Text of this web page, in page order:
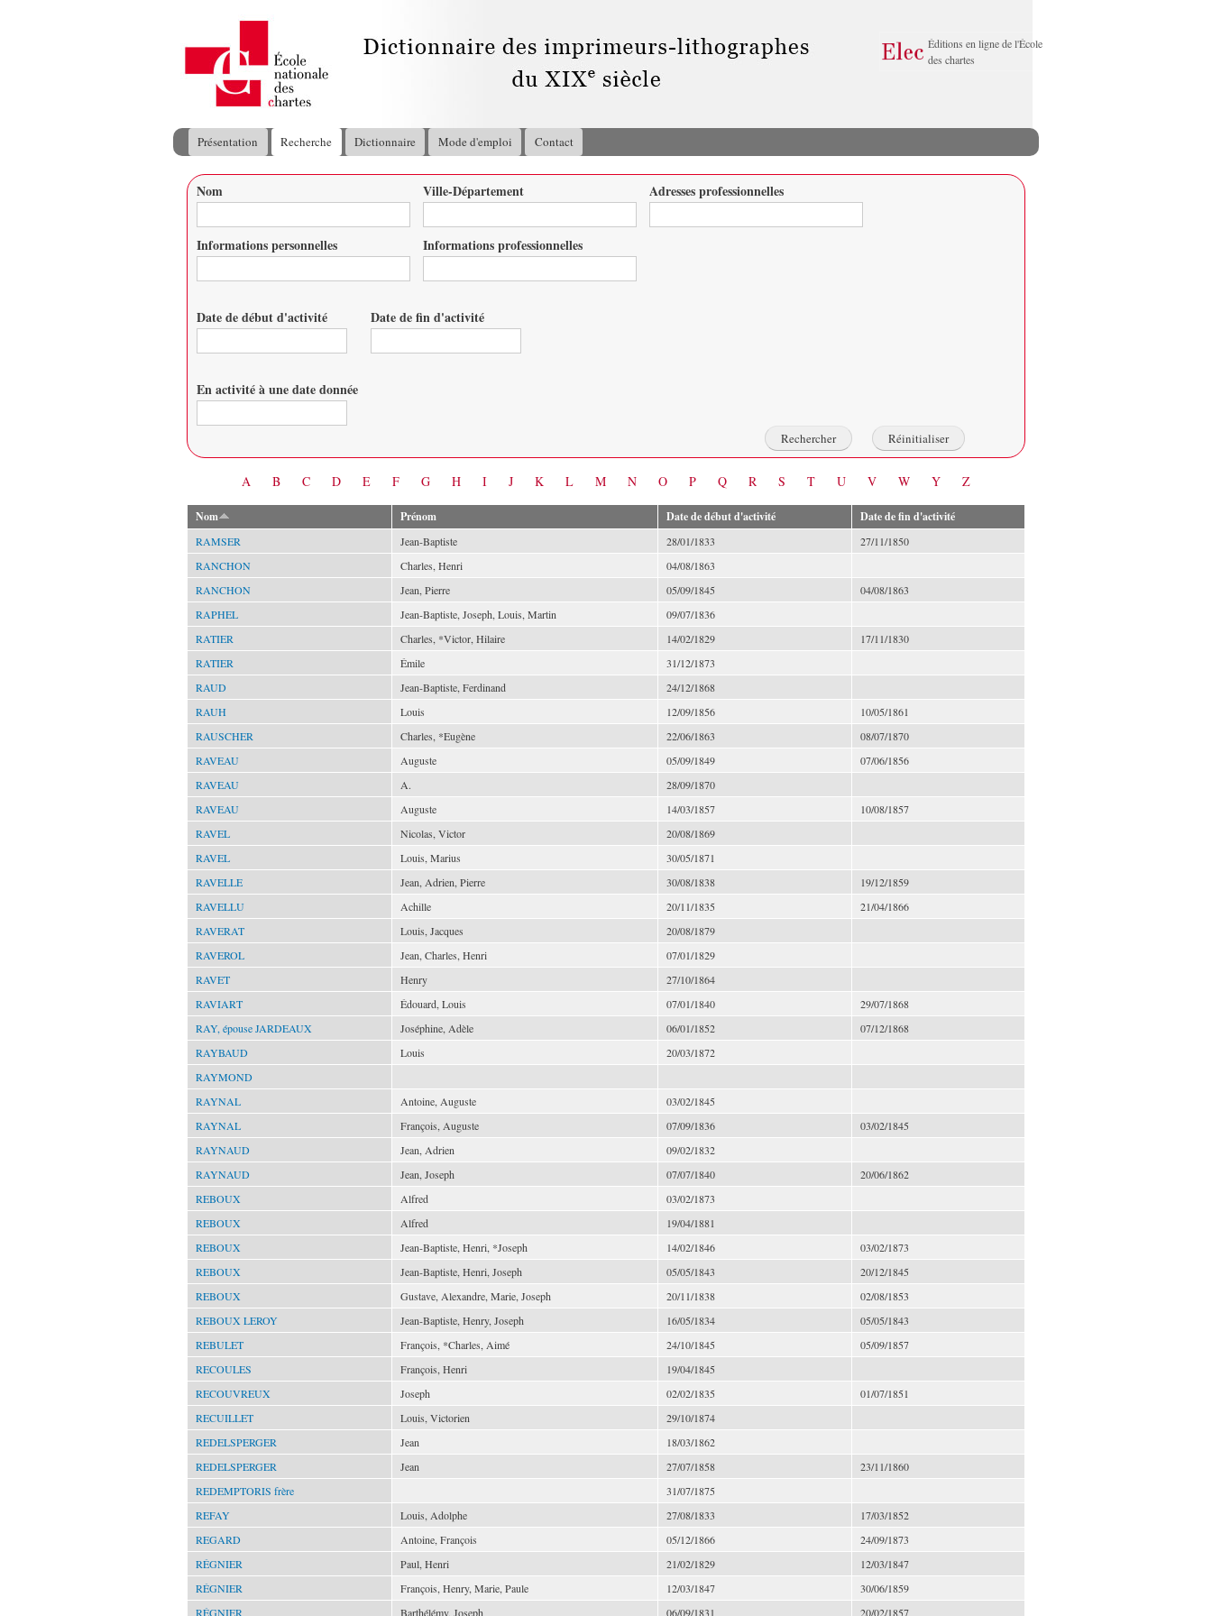
principal
Éditions en ligne de l'École
des chartes
Menu principal
Présentation Recherche Dictionnaire Mode d'emploi Contact
Vous êtes ici
Nom Ville-Département Adresses professionnelles
Informations personnelles Informations professionnelles
Date de début d'activité Date de fin d'activité
En activité à une date donnée
A B C D E F G H I J K L M N O P Q R S T U V W Y Z
Nom Prénom Date de début d'activité Date de fin d'activité
RAMSER Jean-Baptiste 28/01/1833
27/11/1850
RANCHON
Charles, Henri
04/08/1863
RANCHON
Jean, Pierre 05/09/1845
04/08/1863
RAPHEL
Jean-Baptiste, Joseph, Louis, Martin
09/07/1836
RATIER
Charles, *Victor, Hilaire 14/02/1829
17/11/1830
RATIER
Émile
31/12/1873
RAUD
Jean-Baptiste, Ferdinand
24/12/1868
RAUH
Louis 12/09/1856
10/05/1861
RAUSCHER
Charles, *Eugène 22/06/1863
08/07/1870
RAVEAU
Auguste 05/09/1849
07/06/1856
RAVEAU
A.
28/09/1870
RAVEAU
Auguste 14/03/1857
10/08/1857
RAVEL
Nicolas, Victor
20/08/1869
RAVEL
Louis, Marius
30/05/1871
RAVELLE
Jean, Adrien, Pierre 30/08/1838
19/12/1859
RAVELLU
Achille 20/11/1835
21/04/1866
RAVERAT
Louis, Jacques
20/08/1879
RAVEROL
Jean, Charles, Henri
07/01/1829
RAVET
Henry
27/10/1864
RAVIART
Édouard, Louis 07/01/1840
29/07/1868
RAY, épouse JARDEAUX
Joséphine, Adèle 06/01/1852
07/12/1868
RAYBAUD
Louis
20/03/1872
RAYMOND
RAYNAL
Antoine, Auguste
03/02/1845
RAYNAL
François, Auguste 07/09/1836
03/02/1845
RAYNAUD
Jean, Adrien
09/02/1832
RAYNAUD
Jean, Joseph 07/07/1840
20/06/1862
REBOUX
Alfred
03/02/1873
REBOUX
Alfred
19/04/1881
REBOUX
Jean-Baptiste, Henri, *Joseph 14/02/1846
03/02/1873
REBOUX
Jean-Baptiste, Henri, Joseph 05/05/1843
20/12/1845
REBOUX
Gustave, Alexandre, Marie, Joseph 20/11/1838
02/08/1853
REBOUX LEROY
Jean-Baptiste, Henry, Joseph 16/05/1834
05/05/1843
REBULET
François, *Charles, Aimé 24/10/1845
05/09/1857
RECOULES
François, Henri
19/04/1845
RECOUVREUX
Joseph 02/02/1835
01/07/1851
RECUILLET
Louis, Victorien
29/10/1874
REDELSPERGER
Jean
18/03/1862
REDELSPERGER
Jean 27/07/1858
23/11/1860
REDEMPTORIS frère
31/07/1875
REFAY
Louis, Adolphe 27/08/1833
17/03/1852
REGARD
Antoine, François 05/12/1866
24/09/1873
RÉGNIER
Paul, Henri 21/02/1829
12/03/1847
RÉGNIER
François, Henry, Marie, Paule 12/03/1847
30/06/1859
RÉGNIER
Barthélémy, Joseph 06/09/1831 20/02/1857